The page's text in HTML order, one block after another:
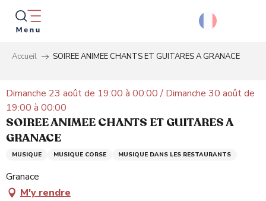
Aller
contenu
principal
Accueil SOIREE ANIMEE CHANTS ET GUITARES A GRANACE
Dimanche 23 août de 19:00 à 00:00 / Dimanche 30 août de
19:00 à 00:00
SOIREE ANIMEE CHANTS ET GUITARES A
GRANACE
MUSIQUE MUSIQUE CORSE MUSIQUE DANS LES RESTAURANTS
Granace
M'y rendre